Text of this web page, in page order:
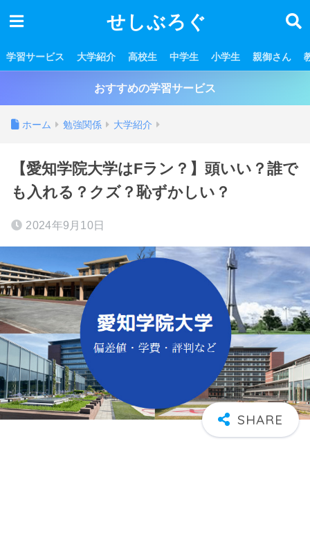
せしぶろぐ
学習サービス 大学紹介 高校生 中学生 小学生 親御さん
おすすめの学習サービス
ホーム 勉強関係 大学紹介
【愛知学院大学はFラン？】頭いい？誰で
も入れる？クズ？恥ずかしい？
2024年9月10日